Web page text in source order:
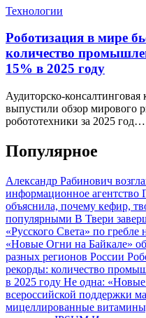
Технологии
Роботизация в мире
количество
15% в 2025 году
Аудиторско-
выпустили обзор мирового
робототехники за 2025 год…
Популярное
Александр Рабинович
информационное агентство
объяснила, почему кефир,
популярными В Твери
«Русского Света» по гребле
«Новые Огни на Байкале»
разных регионов России
рекорды: количество
в 2025 году Не одна: «Новые
всероссийской поддержки
мицеллированные